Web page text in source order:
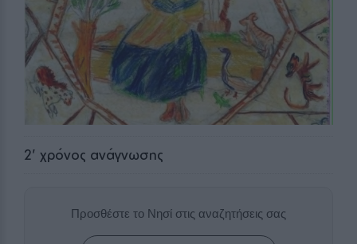
2' χρόνος ανάγνωσης
Προσθέστε το Νησί στις αναζητήσεις σας